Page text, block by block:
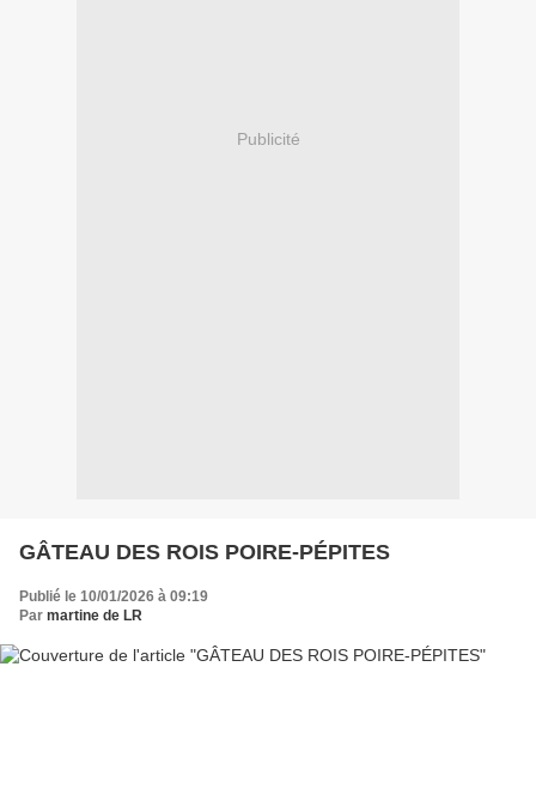
Publicité
GÂTEAU DES ROIS POIRE-PÉPITES
Publié le 10/01/2026 à 09:19
Par martine de LR